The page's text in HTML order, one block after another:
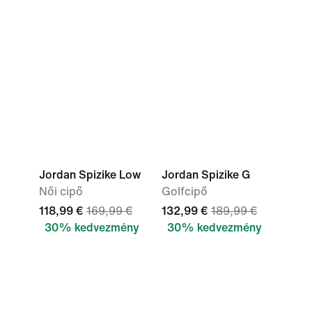
Jordan Spizike Low
Női cipő
118,99 € 169,99 €
30% kedvezmény
Jordan Spizike G
Golfcipő
132,99 € 189,99 €
30% kedvezmény